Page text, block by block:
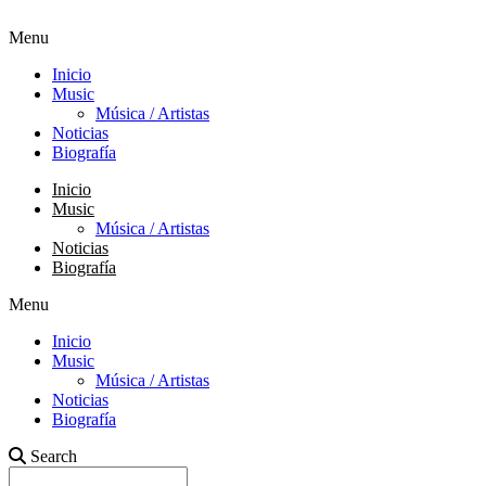
Menu
Inicio
Music
Música / Artistas
Noticias
Biografía
Inicio
Music
Música / Artistas
Noticias
Biografía
Menu
Inicio
Music
Música / Artistas
Noticias
Biografía
Search